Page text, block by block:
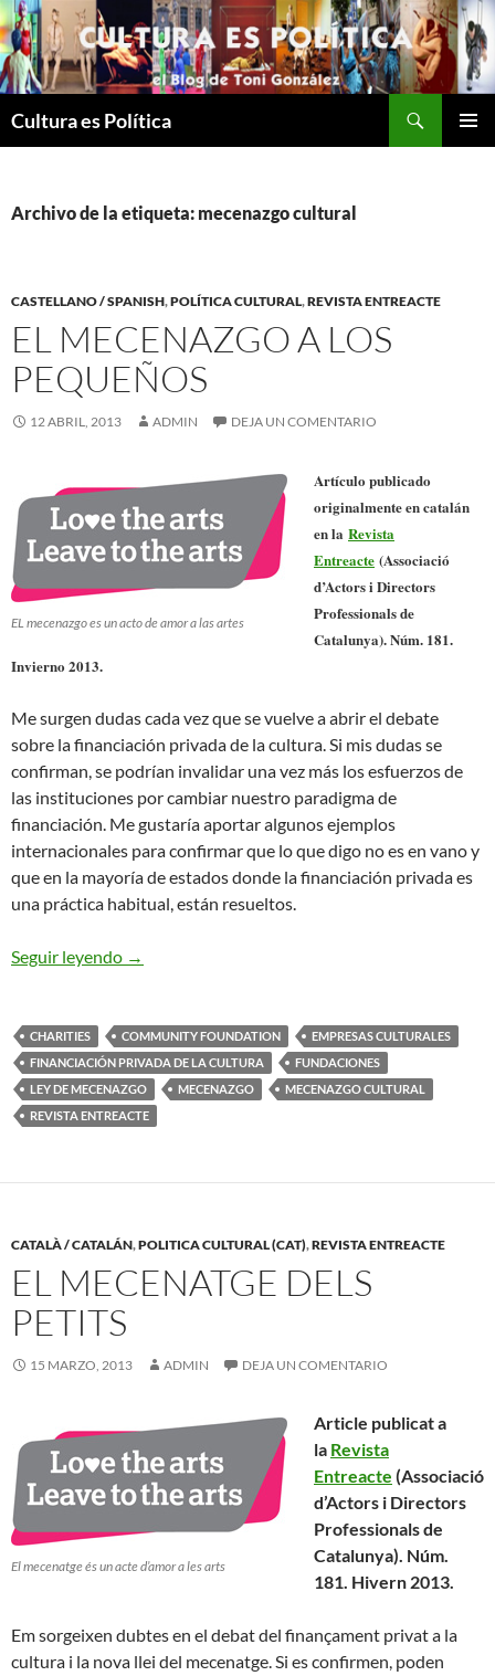
Saltar
al
contenido
Cultura es Política
Archivo de la etiqueta: mecenazgo cultural
CASTELLANO / SPANISH,POLÍTICA CULTURAL,REVISTA ENTREACTE
EL MECENAZGO A LOS
PEQUEÑOS
12 ABRIL, 2013 ADMIN DEJA UN COMENTARIO
EL mecenazgo es un acto de amor a las artes
Artículo publicado
originalmente en catalán
en la Revista
Entreacte (Associació
d’Actors i Directors
Professionals de
Catalunya). Núm. 181.
Invierno 2013.
Me surgen dudas cada vez que se vuelve a abrir el debate
sobre la financiación privada de la cultura. Si mis dudas se
confirman, se podrían invalidar una vez más los esfuerzos de
las instituciones por cambiar nuestro paradigma de
financiación. Me gustaría aportar algunos ejemplos
internacionales para confirmar que lo que digo no es en vano y
que en la mayoría de estados donde la financiación privada es
una práctica habitual, están resueltos.
Seguir leyendo El Mecenazgo a los Pequeños
→
CHARITIES COMMUNITY FOUNDATION
EMPRESAS CULTURALES
FINANCIACIÓN PRIVADA DE LA CULTURA
FUNDACIONES
LEY DE MECENAZGO
MECENAZGO
MECENAZGO CULTURAL
REVISTA ENTREACTE
CATALÀ / CATALÁN,POLITICA CULTURAL (CAT),REVISTA ENTREACTE
EL MECENATGE DELS
PETITS
15 MARZO, 2013 ADMIN DEJA UN COMENTARIO
El mecenatge és un acte d’amor a les arts
Article publicat a
la Revista
Entreacte (Associació
d’Actors i Directors
Professionals de
Catalunya). Núm.
181. Hivern 2013.
Em sorgeixen dubtes en el debat del finançament privat a la
cultura i la nova llei del mecenatge. Si es confirmen, poden